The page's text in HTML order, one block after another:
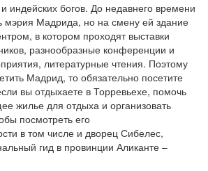
индейских богов. До недавнего времени
мэрия Мадрида, но на смену ей здание
в котором проходят выставки
разнообразные конференции и
литературные чтения. Поэтому
Мадрид, то обязательно посетите
вы отдыхаете в Торревьехе, помочь
жилье для отдыха и организовать
посмотреть его
в том числе и дворец Сибелес,
гид в провинции Аликанте –